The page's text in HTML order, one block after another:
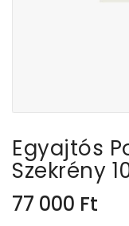
Egyajtós
Szekrény
77 000 Ft